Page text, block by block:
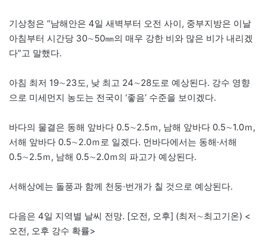
기상청은 “남해안은 4일 새벽부터 오전 사이, 중부지방은 이날
아침부터 시간당 30∼50㎜의 매우 강한 비와 많은 비가 내리겠
다”고 말했다.
아침 최저 19∼23도, 낮 최고 24∼28도로 예상된다. 강수 영향
으로 미세먼지 농도는 전국이 ‘좋음’ 수준을 보이겠다.
바다의 물결은 동해 앞바다 0.5∼2.5ｍ, 남해 앞바다 0.5∼1.0ｍ,
서해 앞바다 0.5∼2.0ｍ로 일겠다. 먼바다에서는 동해·서해
0.5∼2.5ｍ, 남해 0.5∼2.0ｍ의 파고가 예상된다.
서해상에는 돌풍과 함께 천둥·번개가 칠 것으로 예상된다.
다음은 4일 지역별 날씨 전망. [오전, 오후] (최저∼최고기온) <
오전, 오후 강수 확률>